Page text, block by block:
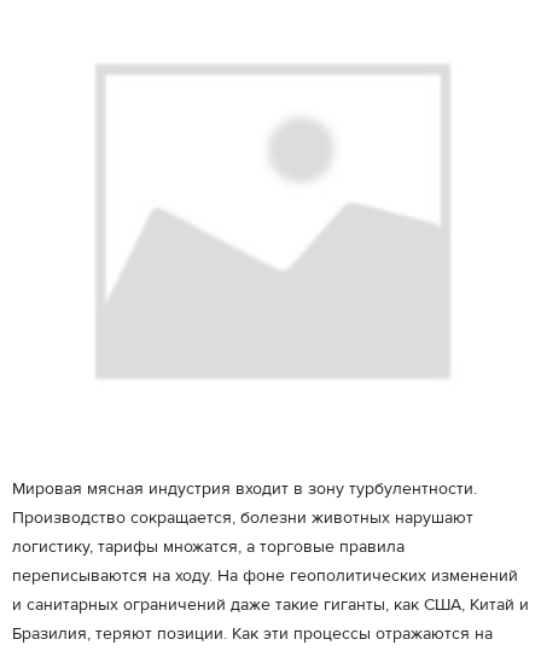
Мировая мясная индустрия входит в зону турбулентности.
Производство сокращается, болезни животных нарушают
логистику, тарифы множатся, а торговые правила
переписываются на ходу. На фоне геополитических изменений
и санитарных ограничений даже такие гиганты, как США, Китай и
Бразилия, теряют позиции. Как эти процессы отражаются на